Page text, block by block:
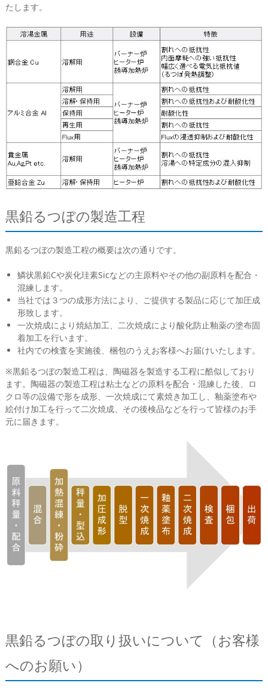
たします。
黒鉛るつぼの製造工程
黒鉛るつぼの製造工程の概要は次の通りです。
鱗状黒鉛Cや炭化珪素Sicなどの主原料やその他の副原料を配合・
混練します。
当社では３つの成形方法により、ご提供する製品に応じて加圧成
形致します。
一次焼成により焼結加工、二次焼成により酸化防止釉薬の塗布固
着加工を行います。
社内での検査を実施後、梱包のうえお客様へお届けいたします。
※黒鉛るつぼの製造工程は、陶磁器を製造する工程に酷似しており
ます。陶磁器の製造工程は粘土などの原料を配合・混練した後、ロ
クロ等の設備で形を成形、一次焼成にて素焼き加工し、釉薬塗布や
絵付け加工を行って二次焼成、その後検品などを行って皆様のお手
元に届きます。
黒鉛るつぼの取り扱いについて（お客様
へのお願い）